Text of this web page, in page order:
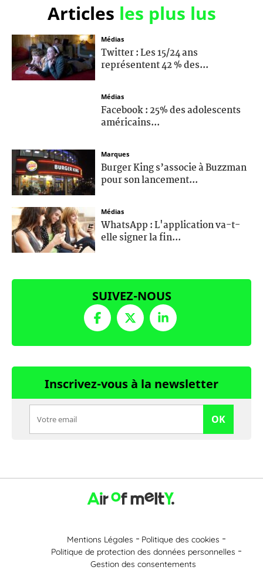
Articles les plus lus
Médias
Twitter : Les 15/24 ans
représentent 42 % des...
Médias
Facebook : 25% des adolescents
américains...
Marques
Burger King s’associe à Buzzman
pour son lancement...
Médias
WhatsApp : L'application va-t-
elle signer la fin...
SUIVEZ-NOUS
Inscrivez-vous à la newsletter
OK
Mentions Légales
Politique des cookies
Politique de protection des données personnelles
Gestion des consentements